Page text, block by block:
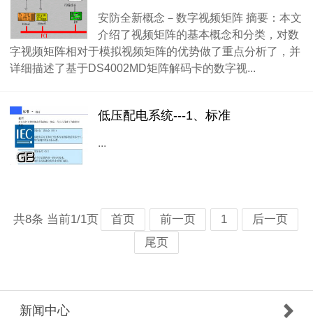
安防全新概念－数字视频矩阵 摘要：本文
介绍了视频矩阵的基本概念和分类，对数
字视频矩阵相对于模拟视频矩阵的优势做了重点分析了，并
详细描述了基于DS4002MD矩阵解码卡的数字视...
低压配电系统---1、标准
...
共8条 当前1/1页 首页 前一页 1
后一页
尾页
新闻中心